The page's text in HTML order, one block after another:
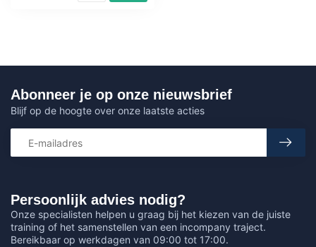
Persoonlijk advies nodig?
Onze specialisten helpen u graag bij het kiezen van de juiste
training of het samenstellen van een incompany traject.
Bereikbaar op werkdagen van 09:00 tot 17:00.
Abonneer je op onze nieuwsbrief
Blijf op de hoogte over onze laatste acties